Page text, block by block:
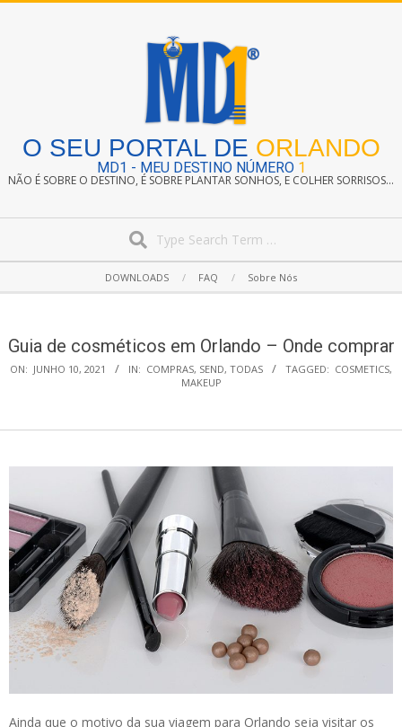
O SEU PORTAL DE ORLANDO
MD1 - MEU DESTINO NÚMERO 1
NÃO É SOBRE O DESTINO, É SOBRE PLANTAR SONHOS, E COLHER SORRISOS...
Navigation
DOWNLOADS FAQ Sobre Nós
Guia de cosméticos em Orlando – Onde comprar
ON: JUNHO 10, 2021 IN: COMPRAS, SEND, TODAS TAGGED: COSMETICS,
MAKEUP
Ainda que o motivo da sua viagem para Orlando seja visitar os